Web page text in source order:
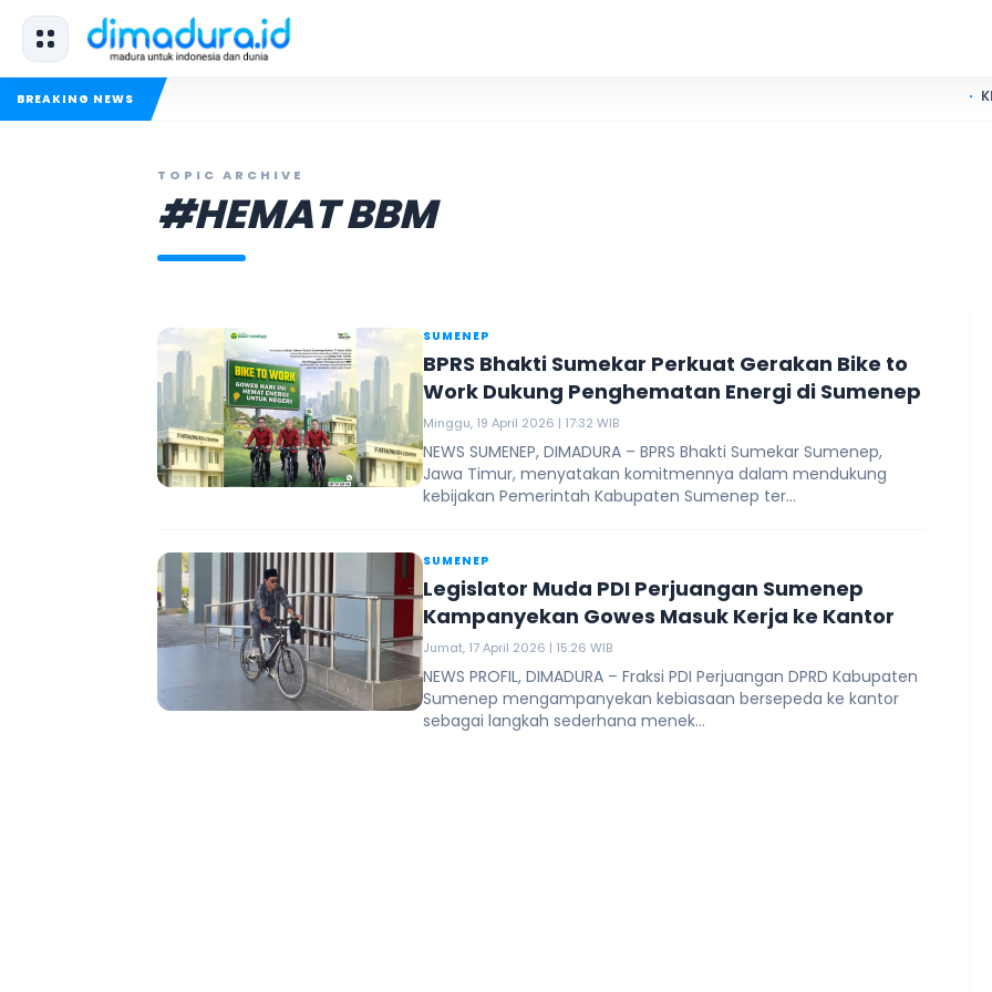
BREAKING NEWS KKN UIN
TOPIC ARCHIVE
#HEMAT BBM
SUMENEP
BPRS Bhakti Sumekar Perkuat Gerakan Bike to
Work Dukung Penghematan Energi di Sumenep
Minggu, 19 April 2026 | 17:32 WIB
NEWS SUMENEP, DIMADURA – BPRS Bhakti Sumekar Sumenep,
Jawa Timur, menyatakan komitmennya dalam mendukung
kebijakan Pemerintah Kabupaten Sumenep ter...
SUMENEP
Legislator Muda PDI Perjuangan Sumenep
Kampanyekan Gowes Masuk Kerja ke Kantor
Jumat, 17 April 2026 | 15:26 WIB
NEWS PROFIL, DIMADURA – Fraksi PDI Perjuangan DPRD Kabupaten
Sumenep mengampanyekan kebiasaan bersepeda ke kantor
sebagai langkah sederhana menek...